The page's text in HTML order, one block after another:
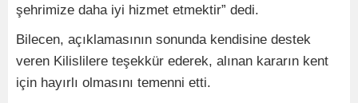
şehrimize daha iyi hizmet etmektir” dedi.
Bilecen, açıklamasının sonunda kendisine destek
veren Kilislilere teşekkür ederek, alınan kararın kent
için hayırlı olmasını temenni etti.